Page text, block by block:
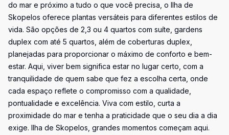
do mar e próximo a tudo o que você precisa, o Ilha de
Skopelos oferece plantas versáteis para diferentes estilos de
vida. São opções de 2,3 ou 4 quartos com suíte, gardens
duplex com até 5 quartos, além de coberturas duplex,
planejadas para proporcionar o máximo de conforto e bem-
estar. Aqui, viver bem significa estar no lugar certo, com a
tranquilidade de quem sabe que fez a escolha certa, onde
cada espaço reflete o compromisso com a qualidade,
pontualidade e excelência. Viva com estilo, curta a
proximidade do mar e tenha a praticidade que o seu dia a dia
exige. Ilha de Skopelos, grandes momentos começam aqui.